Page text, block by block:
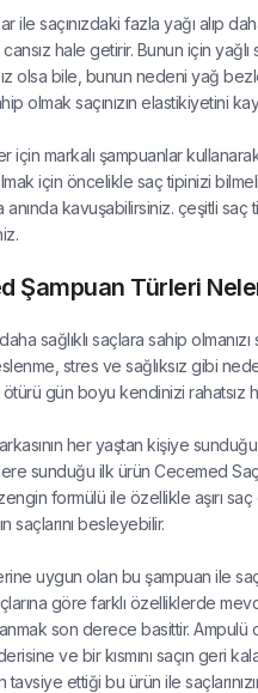
ile saçınızdaki fazla yağı alıp
cansız hale getirir. Bunun için
olsa bile, bunun nedeni yağ
olmak saçınızın elastikiyetini
için markalı şampuanlar
için öncelikle saç tipinizi
anında kavuşabilirsiniz. çeşitli
Şampuan Türleri
sağlıklı saçlara sahip
stres ve sağlıksız gibi
gün boyu kendinizi rahatsız
her yaştan kişiye
sunduğu ilk ürün Cecemed
formülü ile özellikle aşırı
saçlarını besleyebilir.
uygun olan bu şampuan ile
göre farklı özelliklerde
son derece basittir. Ampulü
ve bir kısmını saçın geri
tavsiye ettiği bu ürün ile